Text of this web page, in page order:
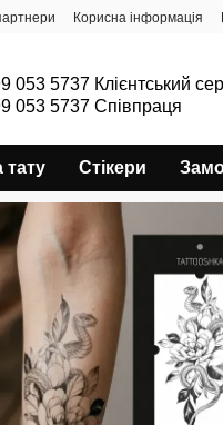
Корисна інформація
053 5737 Клієнтський
053 5737 Співпраця
тату Стікери